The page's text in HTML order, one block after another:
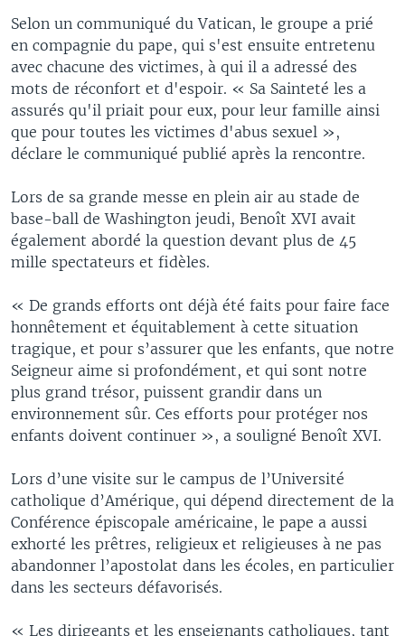
Selon un communiqué du Vatican, le groupe a prié
en compagnie du pape, qui s'est ensuite entretenu
avec chacune des victimes, à qui il a adressé des
mots de réconfort et d'espoir. « Sa Sainteté les a
assurés qu'il priait pour eux, pour leur famille ainsi
que pour toutes les victimes d'abus sexuel »,
déclare le communiqué publié après la rencontre.
Lors de sa grande messe en plein air au stade de
base-ball de Washington jeudi, Benoît XVI avait
également abordé la question devant plus de 45
mille spectateurs et fidèles.
« De grands efforts ont déjà été faits pour faire face
honnêtement et équitablement à cette situation
tragique, et pour s’assurer que les enfants, que notre
Seigneur aime si profondément, et qui sont notre
plus grand trésor, puissent grandir dans un
environnement sûr. Ces efforts pour protéger nos
enfants doivent continuer », a souligné Benoît XVI.
Lors d’une visite sur le campus de l’Université
catholique d’Amérique, qui dépend directement de la
Conférence épiscopale américaine, le pape a aussi
exhorté les prêtres, religieux et religieuses à ne pas
abandonner l’apostolat dans les écoles, en particulier
dans les secteurs défavorisés.
« Les dirigeants et les enseignants catholiques, tant